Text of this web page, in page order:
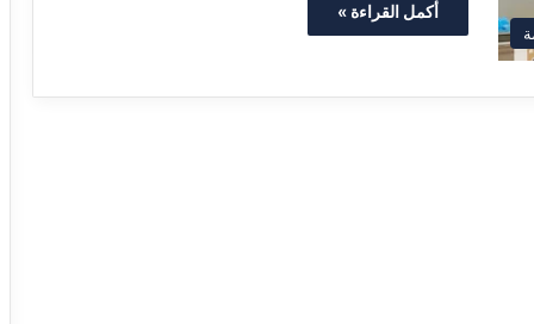
أكمل القراءة »